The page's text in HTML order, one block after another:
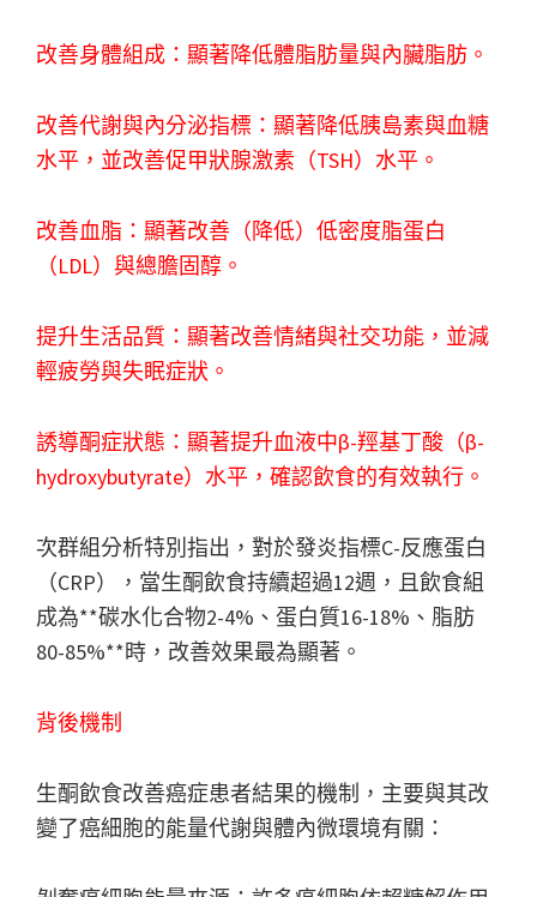
改善身體組成：顯著降低體脂肪量與內臟脂肪。
改善代謝與內分泌指標：顯著降低胰島素與血糖
水平，並改善促甲狀腺激素（TSH）水平。
改善血脂：顯著改善（降低）低密度脂蛋白
（LDL）與總膽固醇。
提升生活品質：顯著改善情緒與社交功能，並減
輕疲勞與失眠症狀。
誘導酮症狀態：顯著提升血液中β-羥基丁酸（β-
hydroxybutyrate）水平，確認飲食的有效執行。
次群組分析特別指出，對於發炎指標C-反應蛋白
（CRP），當生酮飲食持續超過12週，且飲食組
成為**碳水化合物2-4%、蛋白質16-18%、脂肪
80-85%**時，改善效果最為顯著。
背後機制
生酮飲食改善癌症患者結果的機制，主要與其改
變了癌細胞的能量代謝與體內微環境有關：